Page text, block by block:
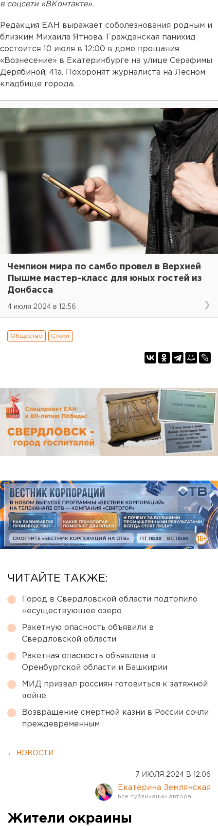
в соцсети «ВКонтакте».
Редакция ЕАН выражает соболезнования родным и
близким Михаила Ятнова. Гражданская панихид
состоится 10 июля в 12:00 в доме прощания
«Вознесение» в Екатеринбурге на улице Серафимы
Дерябиной, 41а. Похоронят журналиста на Лесном
кладбище города.
Чемпион мира по самбо провел в Верхней
Пышме мастер-класс для юных гостей из
Донбасса
4 июля 2024 в 12:56
Общество Спорт
ЧИТАЙТЕ ТАКЖЕ:
Город в Свердловской области подтопило
несуществующее озеро
Ракетную опасность объявили в
Свердловской области
Ракетная опасность объявлена в
Оренбургской области и Башкирии
МИД призвал россиян готовиться к затяжной
войне
Возвращение смертной казни в России сочли
преждевременным
← НОВОСТИ
7 ИЮЛЯ 2024 В 12:06
Екатерина Землянская
Жители окраины